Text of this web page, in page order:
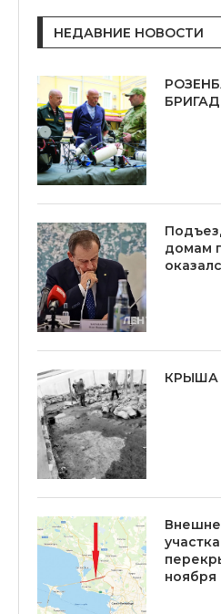
НЕДАВНИЕ НОВОСТИ
домам
КРЫША
ноября